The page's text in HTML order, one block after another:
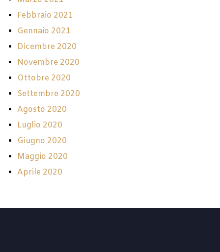
Febbraio 2021
Gennaio 2021
Dicembre 2020
Novembre 2020
Ottobre 2020
Settembre 2020
Agosto 2020
Luglio 2020
Giugno 2020
Maggio 2020
Aprile 2020